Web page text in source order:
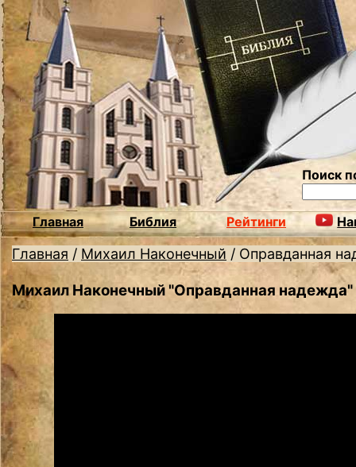
Поиск
Главная Библия Рейтинги
Главная / Михаил Наконечный / Оправданная
Михаил Наконечный "Оправданная надежда"